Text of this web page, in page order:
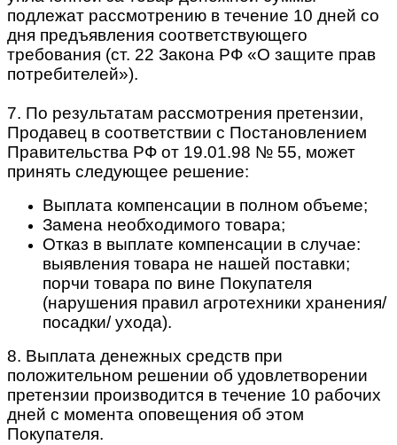
подлежат рассмотрению в течение 10 дней со
дня предъявления соответствующего
требования (ст. 22 Закона РФ «О защите прав
потребителей»).
7. По результатам рассмотрения претензии,
Продавец в соответствии с Постановлением
Правительства РФ от 19.01.98 № 55, может
принять следующее решение:
Выплата компенсации в полном объеме;
Замена необходимого товара;
Отказ в выплате компенсации в случае:
выявления товара не нашей поставки;
порчи товара по вине Покупателя
(нарушения правил агротехники хранения/
посадки/ ухода).
8. Выплата денежных средств при
положительном решении об удовлетворении
претензии производится в течение 10 рабочих
дней с момента оповещения об этом
Покупателя.